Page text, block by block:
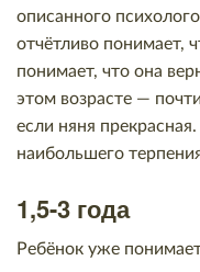
описанного
отчётливо понимает,
понимает, что она
этом возрасте —
если няня
наибольшего
1,5-3 года
Ребёнок уже